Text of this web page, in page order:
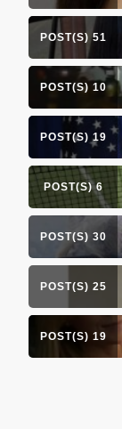
51 POST(S)
10 POST(S)
19 POST(S)
6 POST(S)
30 POST(S)
25 POST(S)
19 POST(S)